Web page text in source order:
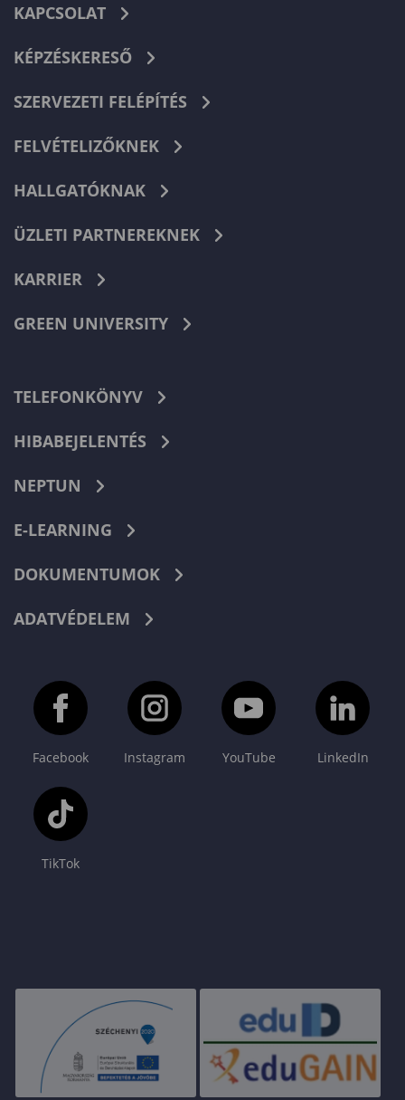
KAPCSOLAT
KÉPZÉSKERESŐ
SZERVEZETI FELÉPÍTÉS
FELVÉTELIZŐKNEK
HALLGATÓKNAK
ÜZLETI PARTNEREKNEK
KARRIER
GREEN UNIVERSITY
TELEFONKÖNYV
HIBABEJELENTÉS
NEPTUN
E-LEARNING
DOKUMENTUMOK
ADATVÉDELEM
Facebook Instagram YouTube LinkedIn
TikTok